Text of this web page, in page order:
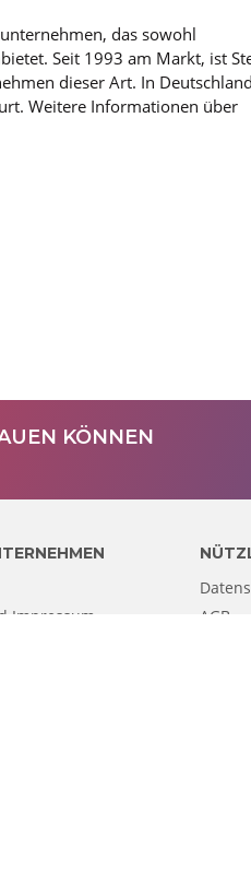
das sowohl
Seit 1993 am Markt, ist
dieser Art. In
Weitere Informationen über
KÖNNEN
Impressum
AGB